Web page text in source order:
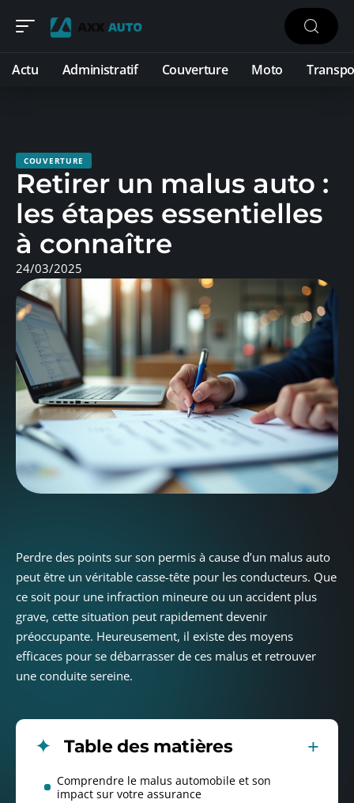
Actu Administratif Couverture Moto
COUVERTURE
Retirer un malus auto :
les étapes essentielles
à connaître
24/03/2025
Perdre des points sur son permis à cause d’un malus auto
peut être un véritable casse-tête pour les conducteurs. Que
ce soit pour une infraction mineure ou un accident plus
grave, cette situation peut rapidement devenir
préoccupante. Heureusement, il existe des moyens
efficaces pour se débarrasser de ces malus et retrouver
une conduite sereine.
Table des matières
Comprendre le malus automobile et son
impact sur votre assurance